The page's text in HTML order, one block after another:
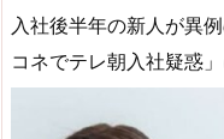
入社後半年の新人が異
コネでテレ朝入社疑惑